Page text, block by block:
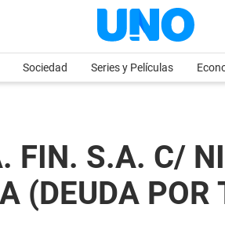
Sociedad Series y Películas
FIN. S.A. C/
(DEUDA